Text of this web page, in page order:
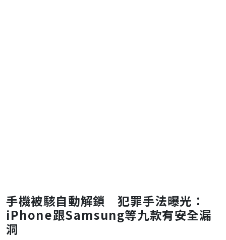
手機被駭自動解鎖 犯罪手法曝光：
iPhone跟Samsung等九款有安全漏
洞